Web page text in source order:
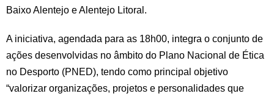
Baixo Alentejo e Alentejo Litoral.
A iniciativa, agendada para as 18h00, integra o conjunto de
ações desenvolvidas no âmbito do Plano Nacional de Ética
no Desporto (PNED), tendo como principal objetivo
“valorizar organizações, projetos e personalidades que